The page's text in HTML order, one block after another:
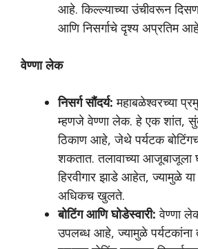
आहे. किल्ल्याच्या उंचीवरून
आणि निसर्गाचे दृश्य अप्रतिम
वेण्णा लेक
निसर्ग सौंदर्य: महाबळेश्वरच्या
म्हणजे वेण्णा लेक. हे एक शांत,
ठिकाण आहे, जेथे पर्यटक
शकतात. तलावाच्या
हिरवीगार झाडे आहेत, ज्यामुळे या
अधिकच खुलते.
बोटिंग आणि घोडेस्वारी: वेण्णा
उपलब्ध आहे, ज्यामुळे पर्यटकांना